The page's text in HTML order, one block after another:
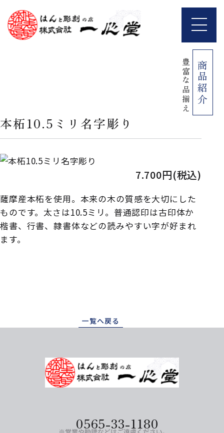
商品紹介
豊富な品揃え
本柘10.5ミリ名字彫り
7.700円(税込)
薩摩産本柘を使用。本来の木の質感を大切にした
ものです。太さは10.5ミリ。普通認印は古印体か
楷書、行書、隷書体などの読みやすい字が好まれ
ます。
一覧へ戻る
0565-33-1180